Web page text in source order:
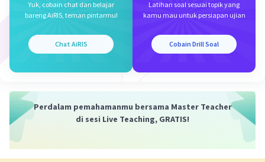
buku fiksi berisi cerita khayalan penulis / hasil imajinasi
saja, sedangkan buku nonfiksi berisi cerita yang
Beri Rating·0.0 Balas
Yuk, cobain chat dan belajar
bareng AiRIS, teman pintarmu!
Chat AiRIS
Latihan soal sesuai topik yang
kamu mau untuk persiapan ujian
Cobain Drill Soal
Perdalam pemahamanmu bersama Master Teacher
di sesi Live Teaching, GRATIS!